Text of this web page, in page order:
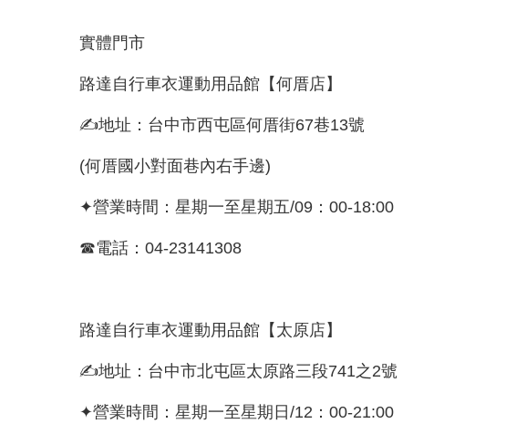
實體門市
路達自行車衣運動用品館【何厝店】
✍地址：台中市西屯區何厝街67巷13號
(何厝國小對面巷內右手邊)
✦營業時間：星期一至星期五/09：00-18:00
☎電話：04-23141308
路達自行車衣運動用品館【太原店】
✍地址：台中市北屯區太原路三段741之2號
✦營業時間：星期一至星期日/12：00-21:00